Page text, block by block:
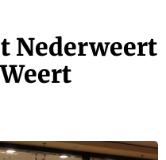
Nederweert